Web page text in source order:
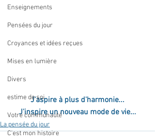
Enseignements
Pensées du jour
Croyances et idées reçues
Mises en lumière
Divers
estime de soi
Votre communauté
C'est mon histoire
J'aspire à plus d'harmonie...
J'inspire un nouveau mode de vie...
La pensée du jour